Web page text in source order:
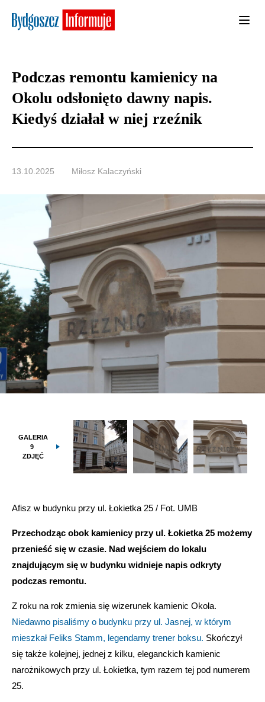
Podczas remontu kamienicy na
Okolu odsłonięto dawny napis.
Kiedyś działał w niej rzeźnik
13.10.2025 Miłosz Kalaczyński
GALERIA
9
ZDJĘĆ
Afisz w budynku przy ul. Łokietka 25 / Fot. UMB
Przechodząc obok kamienicy przy ul. Łokietka 25 możemy
przenieść się w czasie. Nad wejściem do lokalu
znajdującym się w budynku widnieje napis odkryty
podczas remontu.
Z roku na rok zmienia się wizerunek kamienic Okola.
Niedawno pisaliśmy o budynku przy ul. Jasnej, w którym
mieszkał Feliks Stamm, legendarny trener boksu. Skończył
się także kolejnej, jednej z kilku, eleganckich kamienic
narożnikowych przy ul. Łokietka, tym razem tej pod numerem
25.